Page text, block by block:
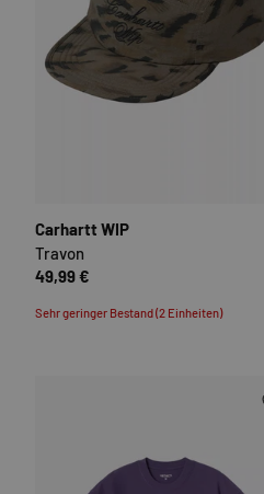
Carhartt WIP
Travon
49,99 €
Sehr geringer Bestand (2 Einheiten)